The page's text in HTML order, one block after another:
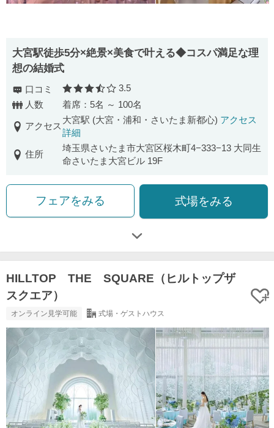
大宮駅徒歩5分×絶景×美食で叶える◆コスパ満足な理
想の結婚式
口コミ 口コミ評価
3.5
人数
着席：5名 ～ 100名
アクセス
大宮駅 (大宮・浦和・さいたま新都心) アクセス
詳細
住所
埼玉県さいたま市大宮区桜木町4−333−13 大同生
命さいたま大宮ビル 19F
フェアをみる 式場をみる
HILLTOP THE SQUARE（ヒルトップザ
スクエア）
オンライン見学可能 式場・ゲストハウス